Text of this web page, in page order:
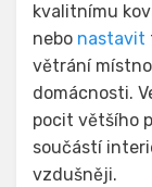
kvalitnímu
nebo nastavit
větrání
domácnosti.
pocit většího
součástí
vzdušněji.